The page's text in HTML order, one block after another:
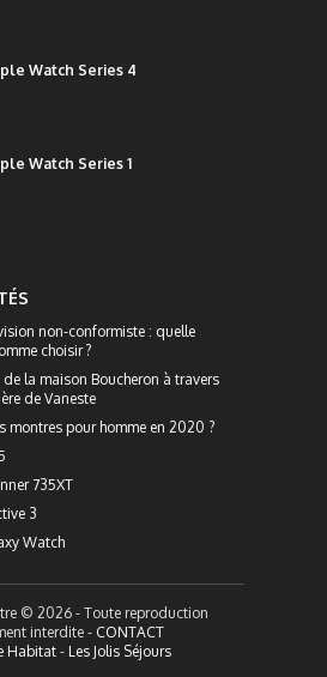
Watch Series 4
Watch Series 1
non-conformiste : quelle
choisir ?
la maison Boucheron à travers
de Vaneste
montres pour homme en 2020 ?
735XT
3
Watch
© 2026 - Toute reproduction
interdite - CONTACT
Habitat- Les Jolis Séjours